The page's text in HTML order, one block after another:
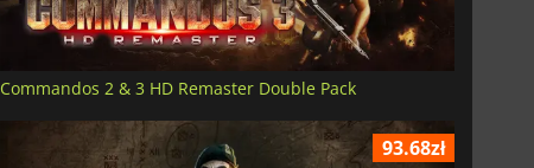
Commandos 2 & 3 HD Remaster Double Pack
93.68zł